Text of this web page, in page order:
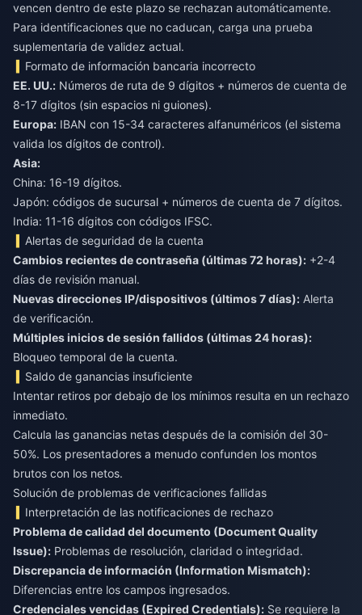
vencen dentro de este plazo se rechazan automáticamente.
Para identificaciones que no caducan, carga una prueba
suplementaria de validez actual.
Formato de información bancaria incorrecto
EE. UU.: Números de ruta de 9 dígitos + números de cuenta de
Europa: IBAN con 15-34 caracteres alfanuméricos (el sistema
Asia:
China: 16-19 dígitos.
Japón: códigos de sucursal + números de cuenta de 7 dígitos.
India: 11-16 dígitos con códigos IFSC.
Alertas de seguridad de la cuenta
Cambios recientes de contraseña (últimas 72 horas): +2-4
Nuevas direcciones IP/dispositivos (últimos 7 días): Alerta
Múltiples inicios de sesión fallidos (últimas 24 horas):
Bloqueo temporal de la cuenta.
Saldo de ganancias insuficiente
Intentar retiros por debajo de los mínimos resulta en un rechazo
inmediato.
Calcula las ganancias netas después de la comisión del 30-
50%. Los presentadores a menudo confunden los montos
brutos con los netos.
Solución de problemas de verificaciones fallidas
Interpretación de las notificaciones de rechazo
Problema de calidad del documento (Document Quality
Issue): Problemas de resolución, claridad o integridad.
Discrepancia de información (Information Mismatch):
Diferencias entre los campos ingresados.
Credenciales vencidas (Expired Credentials): Se requiere la